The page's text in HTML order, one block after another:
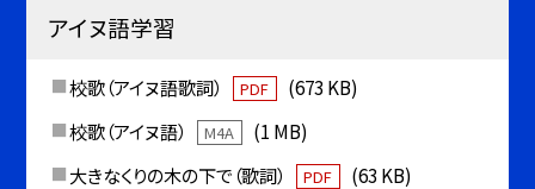
アイヌ語学習
校歌（アイヌ語歌詞） PDF
(673 KB)
校歌（アイヌ語）
M4A
(1 MB)
大きなくりの木の下で（歌詞）
PDF
(63 KB)